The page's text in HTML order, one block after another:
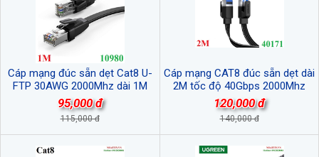
Cáp mạng đúc sẵn dẹt Cat8 U-
FTP 30AWG 2000Mhz dài 1M
Ugreen 10980 cao cấp
95,000 đ
115,000 đ
Cáp mạng CAT8 đúc sẵn dẹt dài
2M tốc độ 40Gbps 2000Mhz
26AWG U/FTP Ugreen 40171 cao
cấp
120,000 đ
140,000 đ